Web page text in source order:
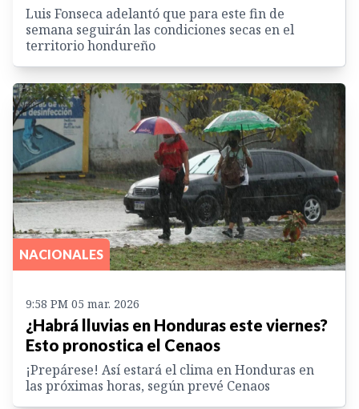
Luis Fonseca adelantó que para este fin de
semana seguirán las condiciones secas en el
territorio hondureño
NACIONALES
9:58 PM 05 mar. 2026
¿Habrá lluvias en Honduras este viernes?
Esto pronostica el Cenaos
¡Prepárese! Así estará el clima en Honduras en
las próximas horas, según prevé Cenaos